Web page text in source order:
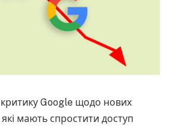
Google щодо нових
мають спростити доступ